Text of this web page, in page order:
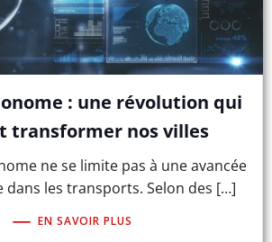
: une révolution qui
transformer nos villes
ne se limite pas à une avancée
dans les transports. Selon des […]
EN SAVOIR PLUS